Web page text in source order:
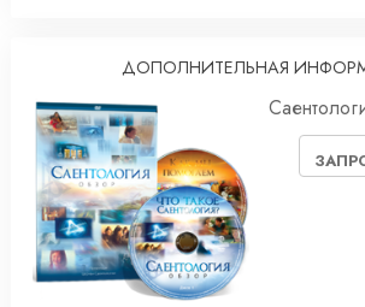
ДОПОЛНИТЕЛЬНАЯ